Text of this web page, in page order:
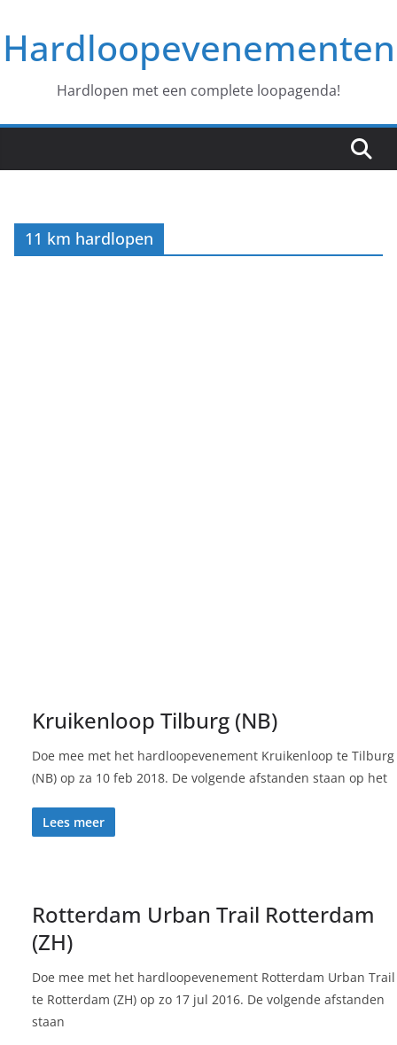
naar
deHardloopevenementen
Hardlopen met een complete loopagenda!
11 km hardlopen
Kruikenloop Tilburg (NB)
Doe mee met het hardloopevenement Kruikenloop te Tilburg
(NB) op za 10 feb 2018. De volgende afstanden staan op het
Lees meer
Rotterdam Urban Trail Rotterdam
(ZH)
Doe mee met het hardloopevenement Rotterdam Urban Trail
te Rotterdam (ZH) op zo 17 jul 2016. De volgende afstanden
staan